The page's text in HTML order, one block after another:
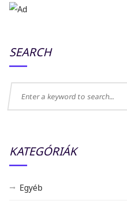
SEARCH
KATEGÓRIÁK
Egyéb